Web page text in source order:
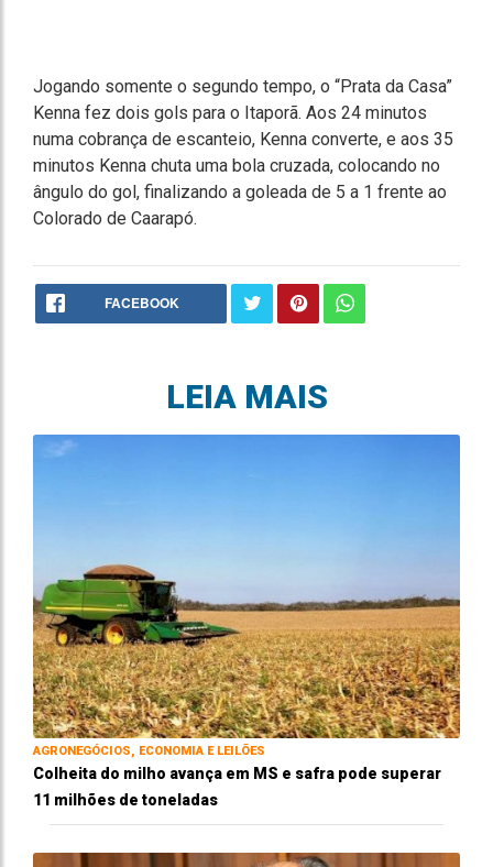
Jogando somente o segundo tempo, o “Prata da Casa”
Kenna fez dois gols para o Itaporã. Aos 24 minutos
numa cobrança de escanteio, Kenna converte, e aos 35
minutos Kenna chuta uma bola cruzada, colocando no
ângulo do gol, finalizando a goleada de 5 a 1 frente ao
Colorado de Caarapó.
FACEBOOK
LEIA MAIS
AGRONEGÓCIOS, ECONOMIA E LEILÕES
Colheita do milho avança em MS e safra pode superar
11 milhões de toneladas